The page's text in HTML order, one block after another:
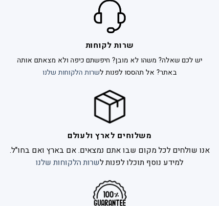
שרות לקוחות
יש לכם שאלה? משהו לא מובן? חיפשתם כיפה ולא מצאתם אותה
באתר? אל תהססו לפנות לשרות הלקוחות שלנו
משלוחים לארץ ולעולם
אנו שולחים לכל מקום שבו אתם נמצאים. אם בארץ ואם בחו"ל.
למידע נוסף תוכלו לפנות לשרות הלקוחות שלנו